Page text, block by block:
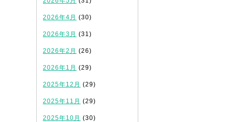
2026年4月 (30)
2026年3月 (31)
2026年2月 (26)
2026年1月 (29)
2025年12月 (29)
2025年11月 (29)
2025年10月 (30)